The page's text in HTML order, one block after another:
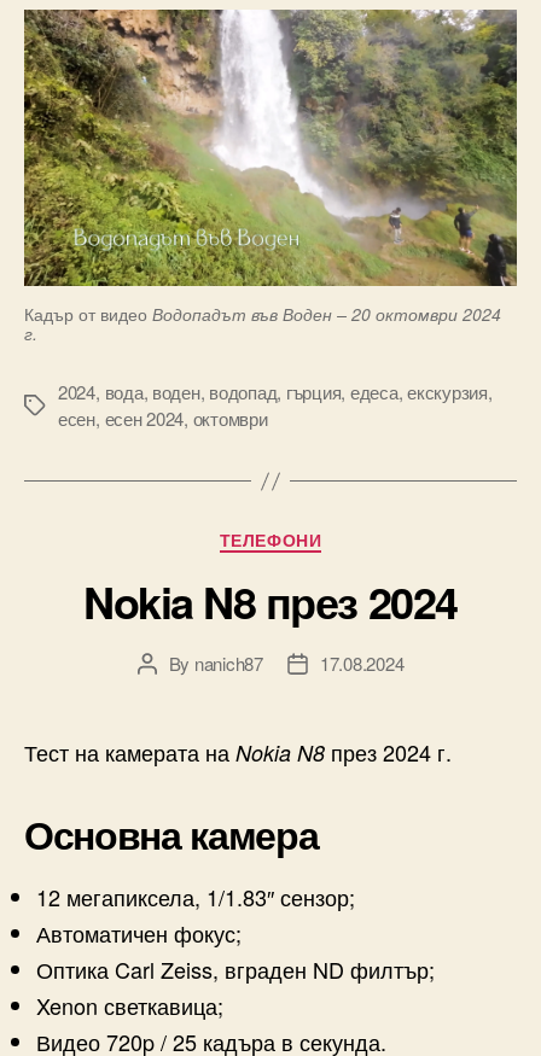
Кадър от видео Водопадът във Воден – 20 октомври 2024
г.
Tags
2024, вода, воден, водопад, гърция, едеса,екскурзия,
есен, есен 2024, октомври
Categories
ТЕЛЕФОНИ
Nokia N8 през 2024
PostBy nanich87
Post17.08.2024
Тест на камерата на Nokia N8 през 2024 г.
Основна камера
12 мегапиксела, 1/1.83″ сензор;
Автоматичен фокус;
Оптика Carl Zeiss, вграден ND филтър;
Xenon светкавица;
Видео 720p / 25 кадъра в секунда.